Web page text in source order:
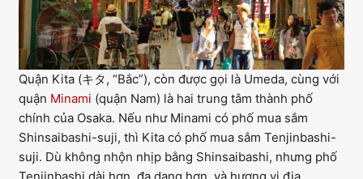
Quận Kita (キタ, “Bắc”), còn được gọi là Umeda, cùng với
quận Minami (quận Nam) là hai trung tâm thành phố
chính của Osaka. Nếu như Minami có phố mua sắm
Shinsaibashi-suji, thì Kita có phố mua sắm Tenjinbashi-
suji. Dù không nhộn nhịp bằng Shinsaibashi, nhưng phố